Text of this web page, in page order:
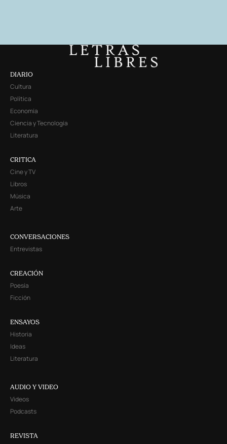
DIARIO
Cultura
Política
Economía
Ciencia y Tecnología
Literatura
CRITICA
Cine y TV
Libros
Música
Arte
CONVERSACIONES
Entrevistas
CREACIÓN
Poesía
Ficción
ENSAYOS
Historia
Ideas
Literatura
AUDIO Y VIDEO
Videos
Podcasts
REVISTA